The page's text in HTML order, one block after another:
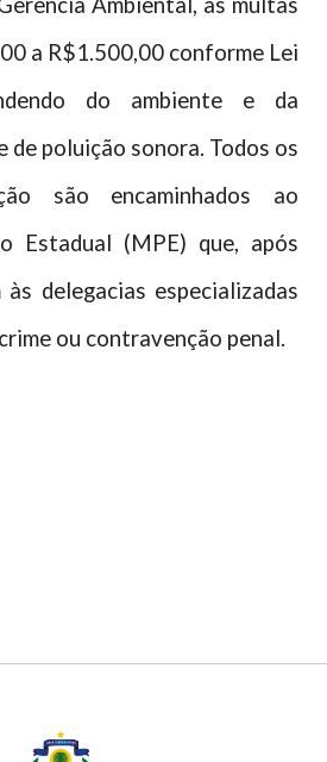
a R$1.500,00 conforme Lei
do ambiente e da
de poluição sonora. Todos os
são encaminhados ao
Estadual (MPE) que, após
às delegacias especializadas
ou contravenção penal.